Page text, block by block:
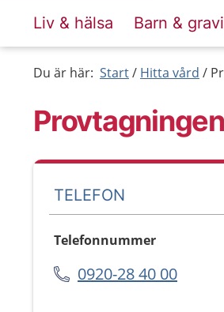
Liv & hälsa Barn &
Du är här: Start Hitta vård
TELEFON
Telefonnummer
0920-28 40 00